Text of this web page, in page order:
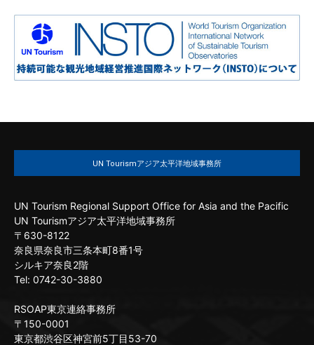
UN Tourismアジア太平洋地域事務所
UN Tourism Regional Support Office for Asia and the Pacific
UN Tourismアジア太平洋地域事務所
〒630-8122
奈良県奈良市三条本町8番1号
シルキア奈良2階
Tel: 0742-30-3880
RSOAP東京連絡事務所
〒150-0001
東京都渋谷区神宮前5丁目53-70